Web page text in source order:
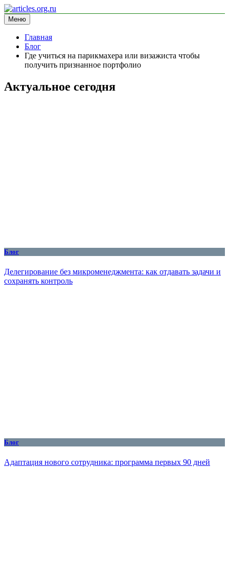
Перейти
к
содержимому
articles.org.ru
информационный сайт
Меню
Главная
Блог
Где учиться на парикмахера или визажиста чтобы
получить признанное портфолио
Актуальное сегодня
Блог
Делегирование без микроменеджмента: как отдавать задачи и
сохранять контроль
Блог
Адаптация нового сотрудника: программа первых 90 дней